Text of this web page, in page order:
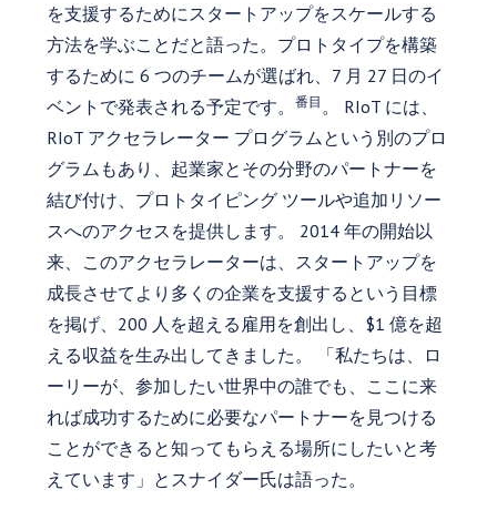
を支援するためにスタートアップをスケールする
方法を学ぶことだと語った。プロトタイプを構築
するために 6 つのチームが選ばれ、7 月 27 日のイ
ベントで発表される予定です。番目 。 RIoT には、
RIoT アクセラレーター プログラムという別のプロ
グラムもあり、起業家とその分野のパートナーを
結び付け、プロトタイピング ツールや追加リソー
スへのアクセスを提供します。 2014 年の開始以
来、このアクセラレーターは、スタートアップを
成長させてより多くの企業を支援するという目標
を掲げ、200 人を超える雇用を創出し、$1 億を超
える収益を生み出してきました。 「私たちは、ロ
ーリーが、参加したい世界中の誰でも、ここに来
れば成功するために必要なパートナーを見つける
ことができると知ってもらえる場所にしたいと考
えています」とスナイダー氏は語った。